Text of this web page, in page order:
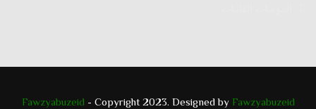
Fawzyabuzeid - Copyright 2023. Designed by Fawzyabuzeid